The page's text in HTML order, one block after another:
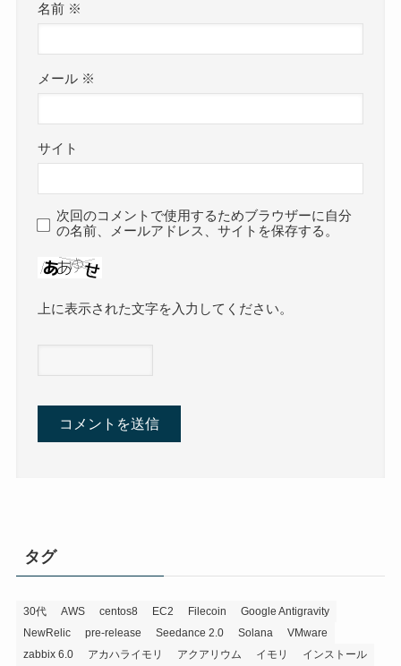
名前 ※
メール ※
サイト
次回のコメントで使用するためブラウザーに自分
の名前、メールアドレス、サイトを保存する。
上に表示された文字を入力してください。
タグ
30代 AWS centos8 EC2 Filecoin
Google Antigravity
NewRelic
pre-release Seedance 2.0 Solana
VMware
zabbix 6.0
アカハライモリ アクアリウム イモリ インストール